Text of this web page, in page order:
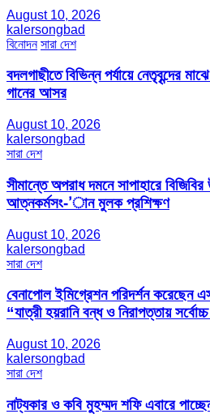
August 10, 2026
kalersongbad
বিনোদন সারা দেশ
বদলগাছীতে বিভিন্ন পর্যায়ে নেতৃবৃন্দের
গানের আসর
August 10, 2026
kalersongbad
সারা দেশ
সীমান্তে অপরাধ দমনে সাপাহারে
আত্নকর্মসং-’ান মুলক প্রশিক্ষণ
August 10, 2026
kalersongbad
সারা দেশ
বেনাপোল ইমিগ্রেশন পরিদর্শন করেছেন
“যাত্রী হয়রানি বন্ধ ও নিরাপত্তায়
August 10, 2026
kalersongbad
সারা দেশ
নাট্যকার ও কবি মুহম্মদ শফি এবারে